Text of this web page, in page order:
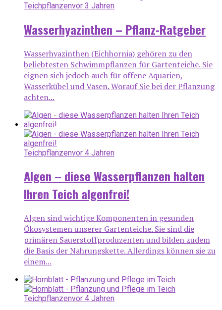
Teichpflanzenvor 3 Jahren
Wasserhyazinthen – Pflanz-Ratgeber
Wasserhyazinthen (Eichhornia) gehören zu den
beliebtesten Schwimmpflanzen für Gartenteiche. Sie
eignen sich jedoch auch für offene Aquarien,
Wasserkübel und Vasen. Worauf Sie bei der Pflanzung
achten...
Teichpflanzenvor 4 Jahren
Algen – diese Wasserpflanzen halten
Ihren Teich algenfrei!
Algen sind wichtige Komponenten in gesunden
Ökosystemen unserer Gartenteiche. Sie sind die
primären Sauerstoffproduzenten und bilden zudem
die Basis der Nahrungskette. Allerdings können sie zu
einem...
Teichpflanzenvor 4 Jahren